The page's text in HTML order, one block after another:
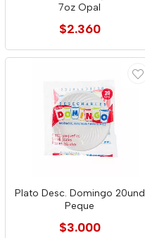
7oz Opal
$2.360
Plato Desc. Domingo 20und
Peque
$3.000